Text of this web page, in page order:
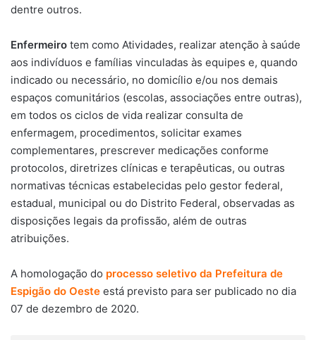
dentre outros.
Enfermeiro tem como Atividades, realizar atenção à saúde
aos indivíduos e famílias vinculadas às equipes e, quando
indicado ou necessário, no domicílio e/ou nos demais
espaços comunitários (escolas, associações entre outras),
em todos os ciclos de vida realizar consulta de
enfermagem, procedimentos, solicitar exames
complementares, prescrever medicações conforme
protocolos, diretrizes clínicas e terapêuticas, ou outras
normativas técnicas estabelecidas pelo gestor federal,
estadual, municipal ou do Distrito Federal, observadas as
disposições legais da profissão, além de outras
atribuições.
A homologação do processo seletivo da Prefeitura de
Espigão do Oeste está previsto para ser publicado no dia
07 de dezembro de 2020.